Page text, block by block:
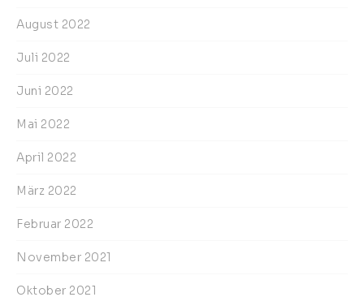
August 2022
Juli 2022
Juni 2022
Mai 2022
April 2022
März 2022
Februar 2022
November 2021
Oktober 2021